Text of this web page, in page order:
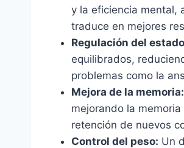
y la eficiencia mental,
traduce en mejores
Regulación del
equilibrados,
problemas como la
Mejora de la memoria:
mejorando la
retención de nuevos
Control del peso: Un